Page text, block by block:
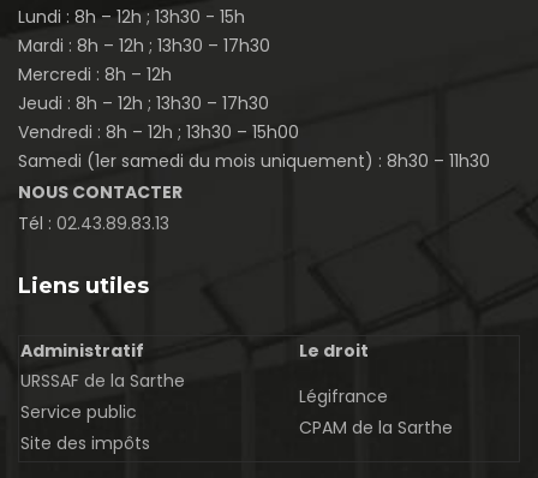
Lundi : 8h – 12h ; 13h30 - 15h
Mardi : 8h – 12h ; 13h30 – 17h30
Mercredi : 8h – 12h
Jeudi : 8h – 12h ; 13h30 – 17h30
Vendredi : 8h – 12h ; 13h30 – 15h00
Samedi (1er samedi du mois uniquement) : 8h30 – 11h30
NOUS CONTACTER
Tél : 02.43.89.83.13
Liens utiles
Administratif
Le droit
URSSAF de la Sarthe
Service public
Site des impôts
Légifrance
CPAM de la Sarthe